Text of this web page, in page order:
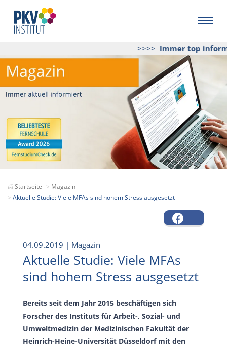
>>>>Immer top
Startseite
Magazin
Aktuelle Studie: Viele MFAs sind hohem Stress ausgesetzt
04.09.2019 | Magazin
Aktuelle Studie: Viele MFAs
sind hohem Stress ausgesetzt
Bereits seit dem Jahr 2015 beschäftigen sich
Forscher des Instituts für Arbeit-, Sozial- und
Umweltmedizin der Medizinischen Fakultät der
Heinrich-Heine-Universität Düsseldorf mit den